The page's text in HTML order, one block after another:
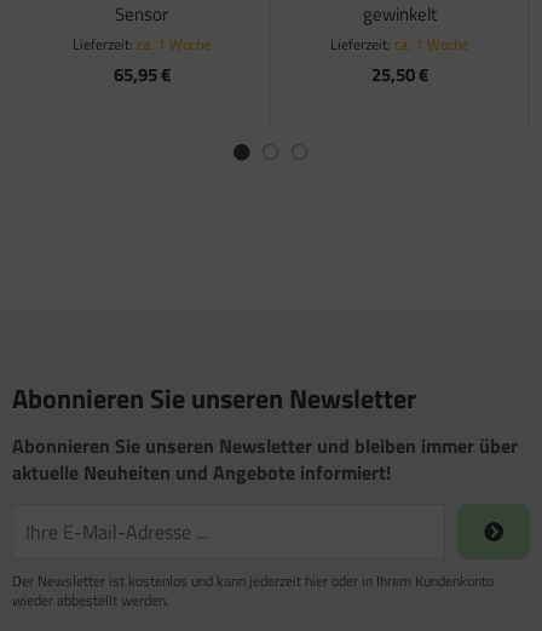
Sensor
Lieferzeit: ca. 1 Woche
65,95 €
gewinkelt
Lieferzeit: ca. 1 Woche
25,50 €
Abonnieren Sie unseren Newsletter
Abonnieren Sie unseren Newsletter und bleiben immer über
aktuelle Neuheiten und Angebote informiert!
Der Newsletter ist kostenlos und kann jederzeit hier oder in Ihrem Kundenkonto
wieder abbestellt werden.